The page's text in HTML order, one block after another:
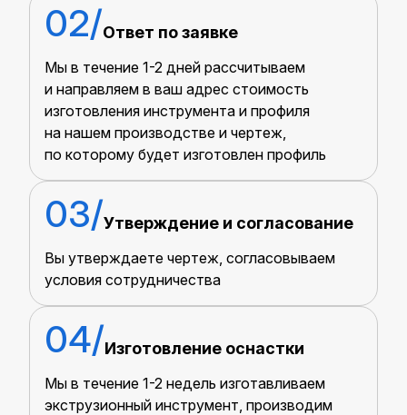
Ответ по заявке
Мы в течение 1-2 дней рассчитываем
и направляем в ваш адрес стоимость
изготовления инструмента и профиля
на нашем производстве и чертеж,
по которому будет изготовлен профиль
Утверждение и согласование
Вы утверждаете чертеж, согласовываем
условия сотрудничества
Изготовление оснастки
Мы в течение 1-2 недель изготавливаем
экструзионный инструмент, производим